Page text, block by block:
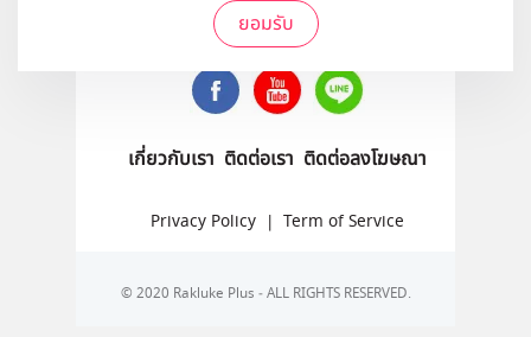
ยอมรับ
ติดตามเราได้ที่
เกี่ยวกับเรา ติดต่อเรา ติดต่อลงโฆษณา
Privacy Policy | Term of Service
© 2020 Rakluke Plus - ALL RIGHTS RESERVED.